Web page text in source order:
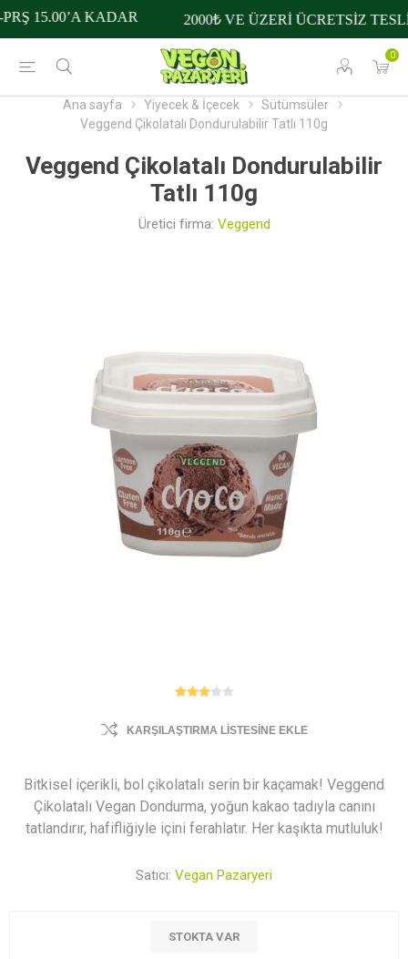
0
15.00’A KADAR 2000₺ VE ÜZERİ ÜCRETSİZ
Ana sayfa Yiyecek & İçecek
Sütümsüler
Veggend Çikolatalı Dondurulabilir Tatlı 110g
Veggend Çikolatalı Dondurulabilir
Tatlı 110g
Üretici firma: Veggend
KARŞILAŞTIRMA LISTESINE EKLE
Bitkisel içerikli, bol çikolatalı serin bir kaçamak! Veggend
Çikolatalı Vegan Dondurma, yoğun kakao tadıyla canını
tatlandırır, hafifliğiyle içini ferahlatır. Her kaşıkta mutluluk!
Satıcı: Vegan Pazaryeri
STOKTA VAR